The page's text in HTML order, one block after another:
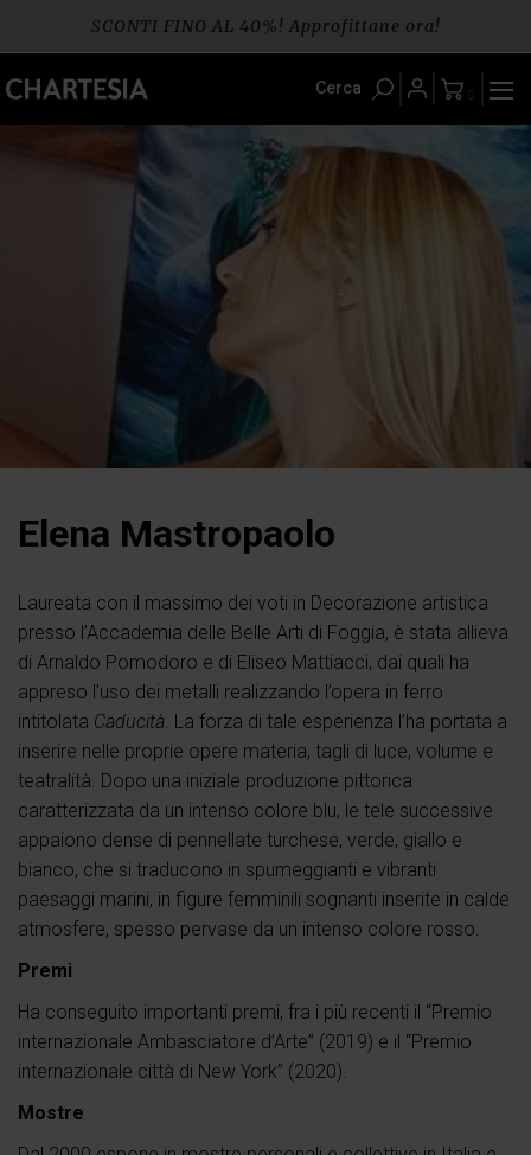
content
SCONTI FINO AL 40%! Approfittane ora!
Spedizione gratuita per ordini da € 60
Cerca 0
Elena Mastropaolo
Laureata con il massimo dei voti in Decorazione artistica
presso l’Accademia delle Belle Arti di Foggia, è stata allieva
di Arnaldo Pomodoro e di Eliseo Mattiacci, dai quali ha
appreso l’uso dei metalli realizzando l’opera in ferro
intitolata Caducità. La forza di tale esperienza l’ha portata a
inserire nelle proprie opere materia, tagli di luce, volume e
teatralità. Dopo una iniziale produzione pittorica
caratterizzata da un intenso colore blu, le tele successive
appaiono dense di pennellate turchese, verde, giallo e
bianco, che si traducono in spumeggianti e vibranti
paesaggi marini, in figure femminili sognanti inserite in calde
atmosfere, spesso pervase da un intenso colore rosso.
Premi
Ha conseguito importanti premi, fra i più recenti il “Premio
internazionale Ambasciatore d’Arte” (2019) e il “Premio
internazionale città di New York” (2020).
Mostre